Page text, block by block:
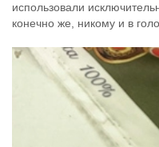
использовали
конечно же, никому и в